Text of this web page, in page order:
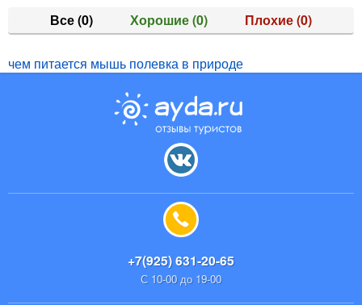
Все(0) Хорошие(0) Плохие(0)
чем питается мышь полевка в природе
+7(925) 631-20-65
С 10-00 до 19-00